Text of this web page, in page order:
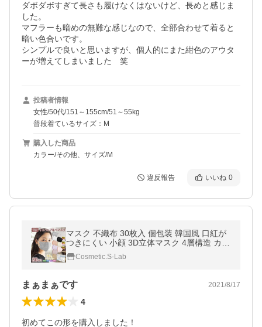
ダボダボすぎて長さも履けなくはないけど、長めと感じま
した。
マフラーも暗めの無難な感じなので、全部合わせて着ると
暗い色合いです。
シンプルで良いと思いますが、個人的にまた紺色のアウタ
ーが増えてしまいました　笑
投稿者情報
女性/50代/151～155cm/51～55kg
普段着ているサイズ：M
購入した商品
カラー/その他、サイズ/M
違反報告 いいね 0
マスク 不織布 30枚入 個包装 韓国風 口紅が
つきにくい 小顔 3D立体マスク 4層構造 カラ
ーマスク おしゃれ おすすめ 1枚ずつ個別包
装Cosmetic.S-Lab
まぁまぁです 2021/8/17
4
初めてこの形を購入しました！